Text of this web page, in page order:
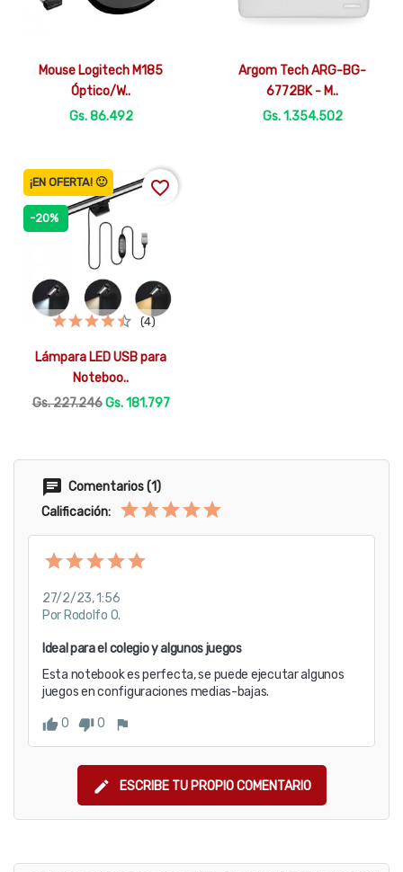
Vista rápida
Mouse Logitech M185
Óptico/W..
Gs. 86.492
 Vista rápida
Argom Tech ARG-BG-
6772BK - M..
Gs. 1.354.502
Vista rápida
Lámpara LED USB para
Noteboo..
Gs. 227.246 Gs. 181.797
(4)
¡EN OFERTA! 🙂
-20%
favorite_border
Comentarios (1)
Calificación:
27/2/23, 1:56
Por Rodolfo O.
Ideal para el colegio y algunos juegos
Esta notebook es perfecta, se puede ejecutar algunos
juegos en configuraciones medias-bajas.
0 0
ESCRIBE TU PROPIO COMENTARIO